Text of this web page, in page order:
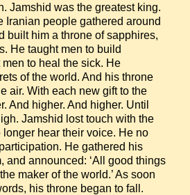
Jamshid was the greatest king.
Iranian people gathered around
built him a throne of sapphires,
He taught men to build
to heal the sick. He
of the world. And his throne
air. With each new gift to the
And higher. And higher. Until
Jamshid lost touch with the
hear their voice. He no
He gathered his
and announced: ‘All good things
maker of the world.’ As soon
his throne began to fall.